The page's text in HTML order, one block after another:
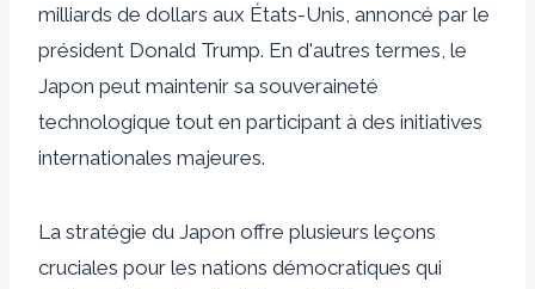
milliards de dollars aux États-Unis, annoncé par le
président Donald Trump. En d'autres termes, le
Japon peut maintenir sa souveraineté
technologique tout en participant à des initiatives
internationales majeures.
La stratégie du Japon offre plusieurs leçons
cruciales pour les nations démocratiques qui